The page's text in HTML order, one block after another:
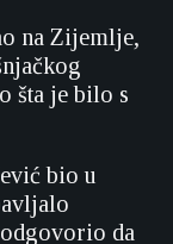
na Zijemlje,
šta je bilo s
bio u
da